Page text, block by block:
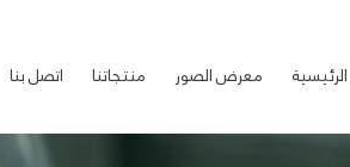
الرئيسية معرض الصور منتجاتنا اتصل بنا